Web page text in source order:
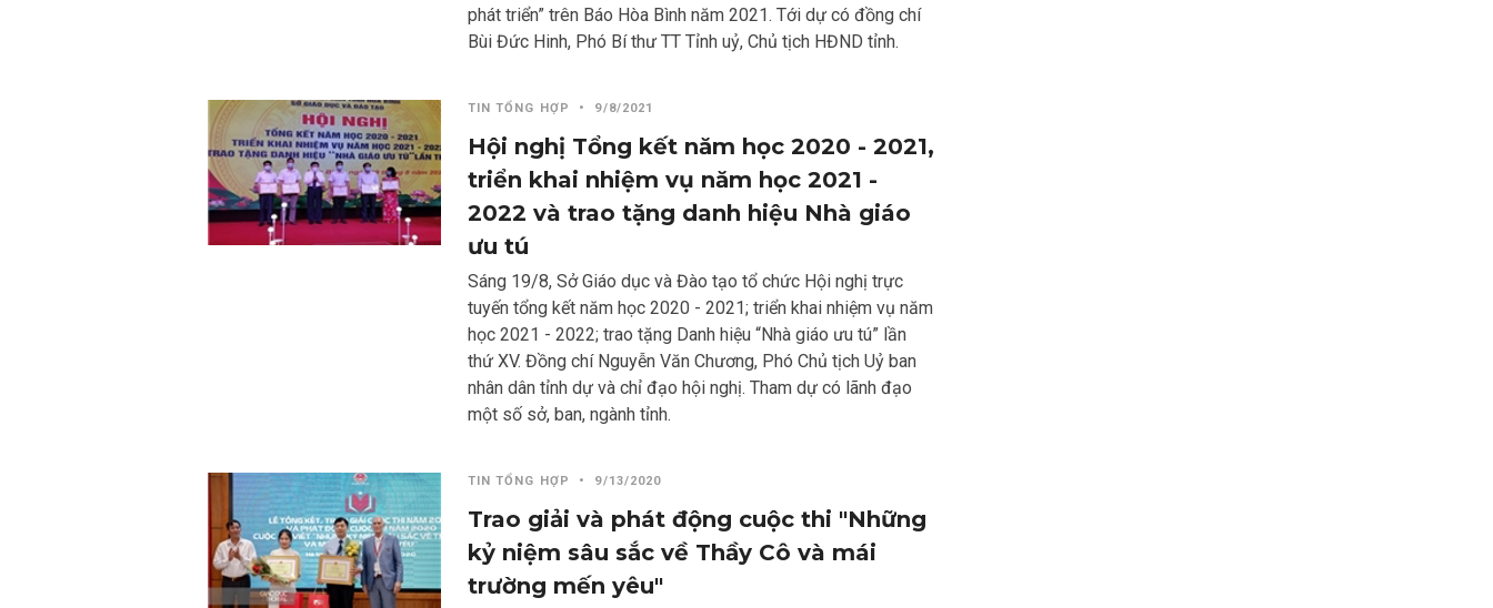
phát triển” trên Báo Hòa Bình năm 2021. Tới dự có đồng chí
Bùi Đức Hinh, Phó Bí thư TT Tỉnh uỷ, Chủ tịch HĐND tỉnh.
TIN TỔNG HỢP • 9/8/2021
Hội nghị Tổng kết năm học 2020 - 2021,
triển khai nhiệm vụ năm học 2021 -
2022 và trao tặng danh hiệu Nhà giáo
ưu tú
Sáng 19/8, Sở Giáo dục và Đào tạo tổ chức Hội nghị trực
tuyến tổng kết năm học 2020 - 2021; triển khai nhiệm vụ năm
học 2021 - 2022; trao tặng Danh hiệu “Nhà giáo ưu tú” lần
thứ XV. Đồng chí Nguyễn Văn Chương, Phó Chủ tịch Uỷ ban
nhân dân tỉnh dự và chỉ đạo hội nghị. Tham dự có lãnh đạo
một số sở, ban, ngành tỉnh.
TIN TỔNG HỢP • 9/13/2020
Trao giải và phát động cuộc thi "Những
kỷ niệm sâu sắc về Thầy Cô và mái
trường mến yêu"